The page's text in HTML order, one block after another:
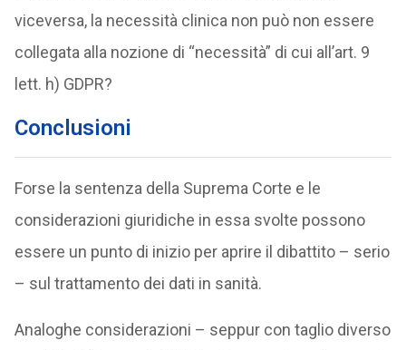
viceversa, la necessità clinica non può non essere
collegata alla nozione di “necessità” di cui all’art. 9
lett. h) GDPR?
Conclusioni
Forse la sentenza della Suprema Corte e le
considerazioni giuridiche in essa svolte possono
essere un punto di inizio per aprire il dibattito – serio
– sul trattamento dei dati in sanità.
Analoghe considerazioni – seppur con taglio diverso